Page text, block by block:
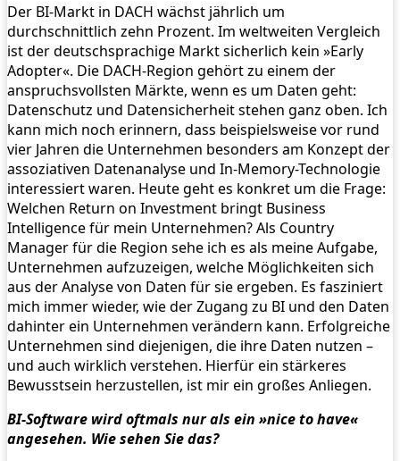
Der BI-Markt in DACH wächst jährlich um
durchschnittlich zehn Prozent. Im weltweiten Vergleich
ist der deutschsprachige Markt sicherlich kein »Early
Adopter«. Die DACH-Region gehört zu einem der
anspruchsvollsten Märkte, wenn es um Daten geht:
Datenschutz und Datensicherheit stehen ganz oben. Ich
kann mich noch erinnern, dass beispielsweise vor rund
vier Jahren die Unternehmen besonders am Konzept der
assoziativen Datenanalyse und In-Memory-Technologie
interessiert waren. Heute geht es konkret um die Frage:
Welchen Return on Investment bringt Business
Intelligence für mein Unternehmen? Als Country
Manager für die Region sehe ich es als meine Aufgabe,
Unternehmen aufzuzeigen, welche Möglichkeiten sich
aus der Analyse von Daten für sie ergeben. Es fasziniert
mich immer wieder, wie der Zugang zu BI und den Daten
dahinter ein Unternehmen verändern kann. Erfolgreiche
Unternehmen sind diejenigen, die ihre Daten nutzen –
und auch wirklich verstehen. Hierfür ein stärkeres
Bewusstsein herzustellen, ist mir ein großes Anliegen.
BI-Software wird oftmals nur als ein »nice to have«
angesehen. Wie sehen Sie das?